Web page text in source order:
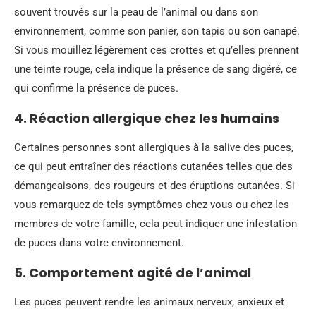
souvent trouvés sur la peau de l’animal ou dans son
environnement, comme son panier, son tapis ou son canapé.
Si vous mouillez légèrement ces crottes et qu’elles prennent
une teinte rouge, cela indique la présence de sang digéré, ce
qui confirme la présence de puces.
4. Réaction allergique chez les humains
Certaines personnes sont allergiques à la salive des puces,
ce qui peut entraîner des réactions cutanées telles que des
démangeaisons, des rougeurs et des éruptions cutanées. Si
vous remarquez de tels symptômes chez vous ou chez les
membres de votre famille, cela peut indiquer une infestation
de puces dans votre environnement.
5. Comportement agité de l’animal
Les puces peuvent rendre les animaux nerveux, anxieux et